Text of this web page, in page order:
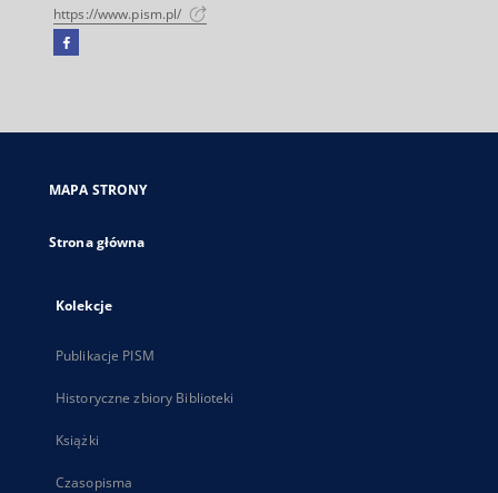
https://www.pism.pl/
Facebook
się
karcie
MAPA STRONY
Strona główna
Kolekcje
Publikacje PISM
Historyczne zbiory Biblioteki
Książki
Czasopisma